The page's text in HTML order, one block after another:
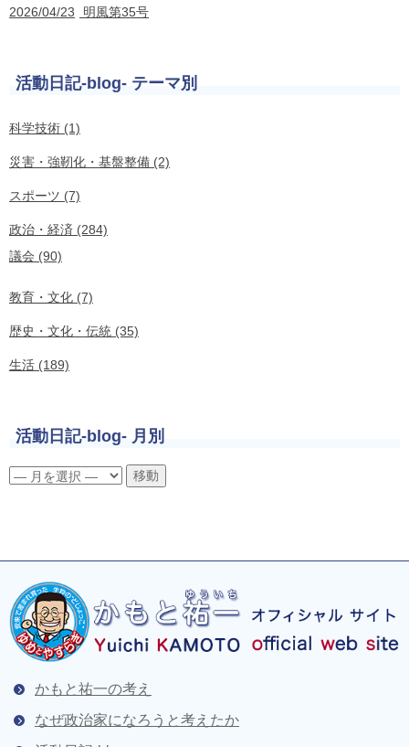
2026/04/23 明風第35号
活動日記-blog- テーマ別
科学技術 (1)
災害・強靭化・基盤整備 (2)
スポーツ (7)
政治・経済 (284)
議会 (90)
教育・文化 (7)
歴史・文化・伝統 (35)
生活 (189)
活動日記-blog- 月別
かもと祐一の考え
なぜ政治家になろうと考えたか